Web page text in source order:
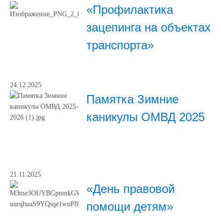
«Профилактика
зацепинга на объектах
транспорта»
24.12.2025
Памятка Зимние
каникулы ОМВД 2025
21.11.2025
«День правовой
помощи детям»